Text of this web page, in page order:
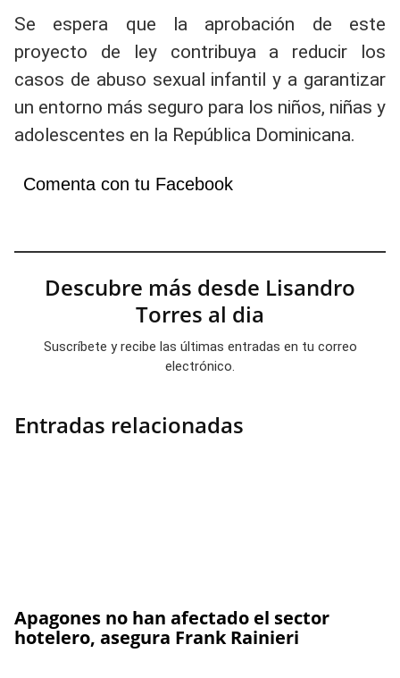
Se espera que la aprobación de este
proyecto de ley contribuya a reducir los
casos de abuso sexual infantil y a garantizar
un entorno más seguro para los niños, niñas y
adolescentes en la República Dominicana.
Comenta con tu Facebook
Descubre más desde Lisandro
Torres al dia
Suscríbete y recibe las últimas entradas en tu correo
electrónico.
Entradas relacionadas
Apagones no han afectado el sector
hotelero, asegura Frank Rainieri